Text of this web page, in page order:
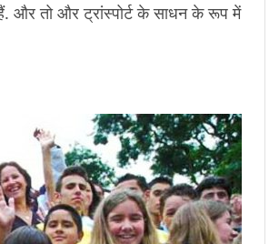
और तो और ट्रांस्पोर्ट के साधन के रूप में